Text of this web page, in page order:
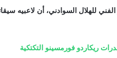
الفني للهلال السوادني، أن لاعبيه
ريكاردو فورمسينو التكتكية